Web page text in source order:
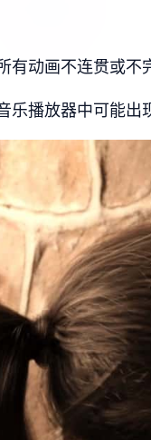
有动画不连贯或不
乐播放器中可能出